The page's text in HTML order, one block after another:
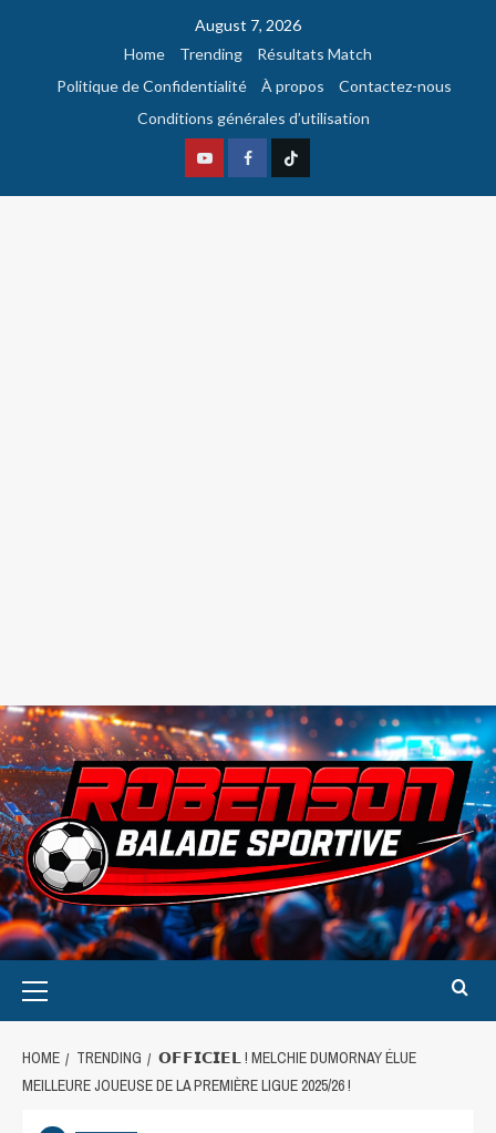
August 7, 2026
Home
Trending
Résultats Match
Politique de Confidentialité
À propos
Contactez-nous
Conditions générales d’utilisation
HOME TRENDING
𝗢𝗙𝗙𝗜𝗖𝗜𝗘𝗟 ! MELCHIE DUMORNAY ÉLUE
MEILLEURE JOUEUSE DE LA PREMIÈRE LIGUE 2025/26 !